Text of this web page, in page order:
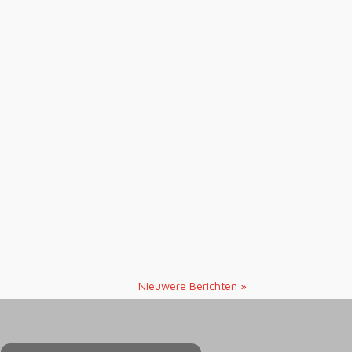
Nieuwere Berichten »